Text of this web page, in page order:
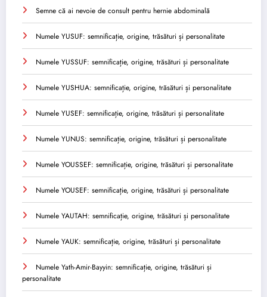
Semne că ai nevoie de consult pentru hernie abdominală
Numele YUSUF: semnificație, origine, trăsături și personalitate
Numele YUSSUF: semnificație, origine, trăsături și personalitate
Numele YUSHUA: semnificație, origine, trăsături și personalitate
Numele YUSEF: semnificație, origine, trăsături și personalitate
Numele YUNUS: semnificație, origine, trăsături și personalitate
Numele YOUSSEF: semnificație, origine, trăsături și personalitate
Numele YOUSEF: semnificație, origine, trăsături și personalitate
Numele YAUTAH: semnificație, origine, trăsături și personalitate
Numele YAUK: semnificație, origine, trăsături și personalitate
Numele Yath-Amir-Bayyin: semnificație, origine, trăsături și
personalitate